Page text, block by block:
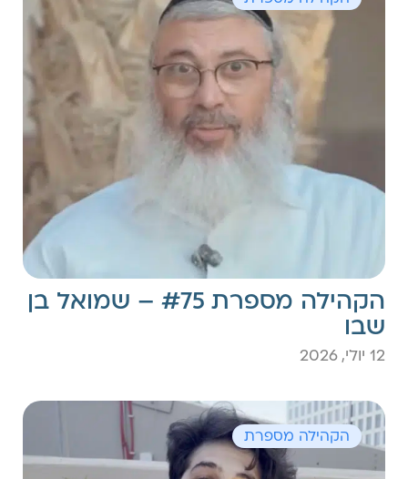
הקהילה מספרת #75 – שמואל בן
שבו
12 יולי, 2026
הקהילה מספרת